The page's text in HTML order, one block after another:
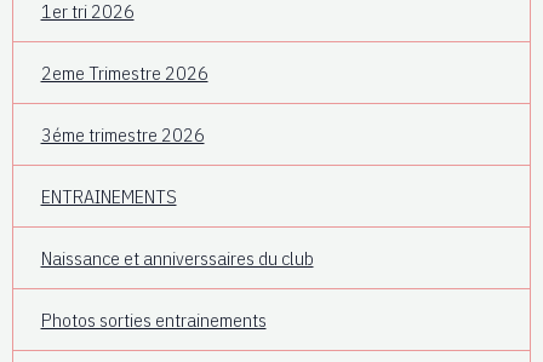
1er tri 2026
2eme Trimestre 2026
3éme trimestre 2026
ENTRAINEMENTS
Naissance et anniverssaires du club
Photos sorties entrainements